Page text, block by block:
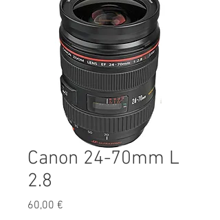
Canon 24-70mm L
2.8
60,00 €